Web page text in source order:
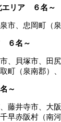
エリア ６名～
市、忠岡町（
６名～
、貝塚市、田
町（泉南郡）
～
藤井寺市、大
早赤阪村（南